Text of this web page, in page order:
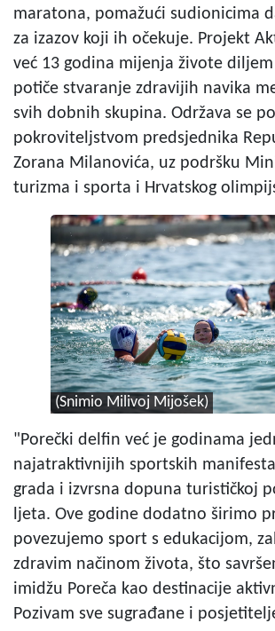
maratona, pomažući sudionicima
za izazov koji ih očekuje. Projekt
već 13 godina mijenja živote diljem
potiče stvaranje zdravijih navika
svih dobnih skupina. Održava se
pokroviteljstvom predsjednika
Zorana Milanovića, uz podršku
turizma i sporta i Hrvatskog
(Snimio Milivoj Mijošek)
"Porečki delfin već je godinama
najatraktivnijih sportskih
grada i izvrsna dopuna turističkoj
ljeta. Ove godine dodatno širimo
povezujemo sport s edukacijom,
zdravim načinom života, što
imidžu Poreča kao destinacije
Pozivam sve sugrađane i